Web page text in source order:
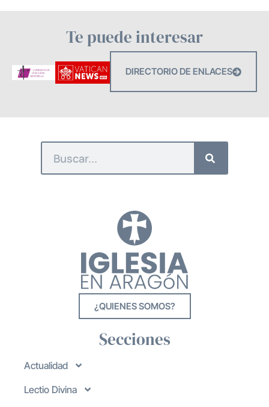
Te puede interesar
DIRECTORIO DE ENLACES
¿QUIENES SOMOS?
Secciones
Actualidad
Lectio Divina